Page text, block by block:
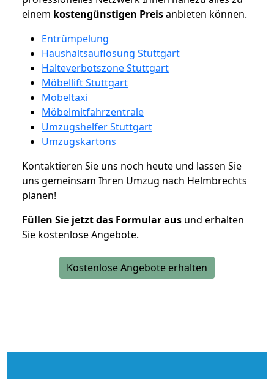
einem kostengünstigen Preisanbieten können.
Entrümpelung
Haushaltsauflösung Stuttgart
Halteverbotszone Stuttgart
Möbellift Stuttgart
Möbeltaxi
Möbelmitfahrzentrale
Umzugshelfer Stuttgart
Umzugskartons
Kontaktieren Sie uns noch heute und lassen Sie
uns gemeinsam Ihren Umzug nach Helmbrechts
planen!
Füllen Sie jetzt das Formular aus und erhalten
Sie kostenlose Angebote.
Kostenlose Angebote erhalten